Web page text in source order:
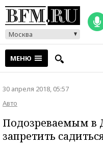
Москва
МЕНЮ
30 апреля 2018, 05:57
Авто
Подозреваемым в
запретить